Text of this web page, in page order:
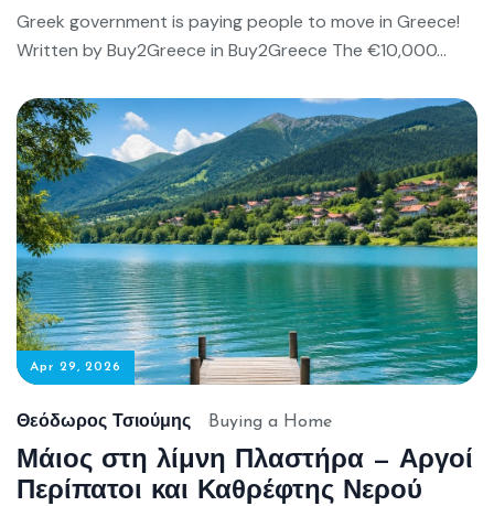
Greek government is paying people to move in Greece!
Written by Buy2Greece in Buy2Greece The €10,000...
Apr 29, 2026
Θεόδωρος Τσιούμης Buying a Home
Μάιος στη λίμνη Πλαστήρα — Αργοί
Περίπατοι και Καθρέφτης Νερού